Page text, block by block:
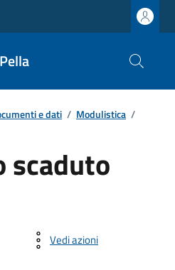
e dati / Modulistica /
scaduto
Vedi azioni